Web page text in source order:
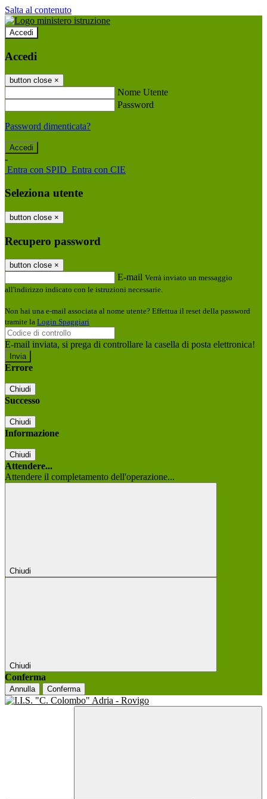
Salta al contenuto
Accedi
Accedi
button close ×
Nome Utente
Password
Password dimenticata?
-
Entra con SPID Entra con CIE
Seleziona utente
button close ×
Recupero password
button close ×
E-mail Verrà inviato un messaggio
all'indirizzo indicato con le istruzioni necessarie.
Non hai una e-mail associata al nome utente? Effettua il reset della password
tramite la Login Spaggiari
E-mail inviata, si prega di controllare la casella di posta elettronica!
Errore
Chiudi
Successo
Chiudi
Informazione
Chiudi
Attendere...
Attendere il completamento dell'operazione...
Chiudi
Chiudi
Conferma
Annulla Conferma